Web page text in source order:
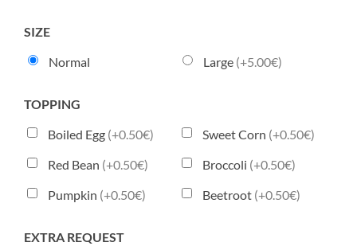
SIZE
Normal
Large (+5.00€)
TOPPING
Boiled Egg (+0.50€) Sweet Corn (+0.50€)
Red Bean (+0.50€) Broccoli (+0.50€)
Pumpkin (+0.50€) Beetroot (+0.50€)
EXTRA REQUEST